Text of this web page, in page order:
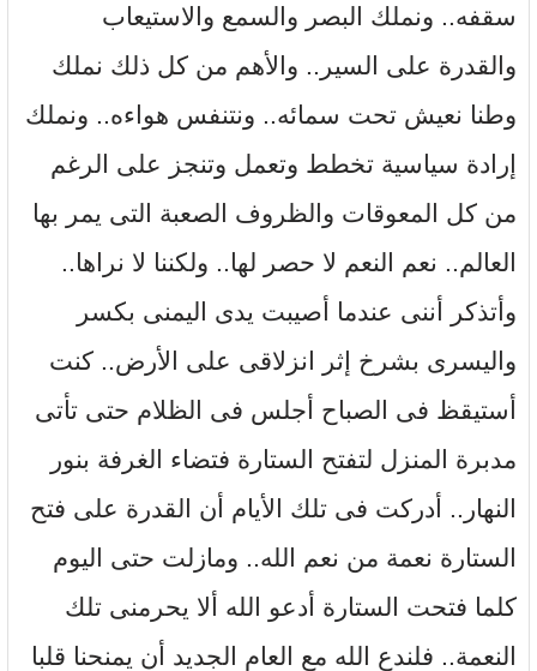
سقفه.. ونملك البصر والسمع والاستيعاب
والقدرة على السير.. والأهم من كل ذلك نملك
وطنا نعيش تحت سمائه.. ونتنفس هواءه.. ونملك
إرادة سياسية تخطط وتعمل وتنجز على الرغم
من كل المعوقات والظروف الصعبة التى يمر بها
العالم.. نعم النعم لا حصر لها.. ولكننا لا نراها..
وأتذكر أننى عندما أصيبت يدى اليمنى بكسر
واليسرى بشرخ إثر انزلاقى على الأرض.. كنت
أستيقظ فى الصباح أجلس فى الظلام حتى تأتى
مدبرة المنزل لتفتح الستارة فتضاء الغرفة بنور
النهار.. أدركت فى تلك الأيام أن القدرة على فتح
الستارة نعمة من نعم الله.. ومازلت حتى اليوم
كلما فتحت الستارة أدعو الله ألا يحرمنى تلك
النعمة.. فلندع الله مع العام الجديد أن يمنحنا قلبا